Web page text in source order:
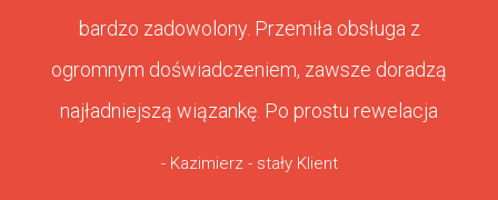
bardzo zadowolony. Przemiła obsługa z
ogromnym doświadczeniem, zawsze doradzą
najładniejszą wiązankę. Po prostu rewelacja
- Kazimierz - stały Klient